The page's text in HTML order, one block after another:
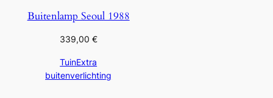
Buitenlamp Seoul 1988
339,00 €
TuinExtra
buitenverlichting